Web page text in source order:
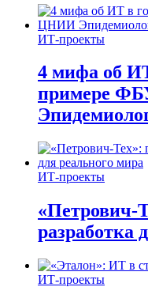
ИТ-проекты
4 мифа об
примере
ИТ-проекты
«Петрович-
разработка
ИТ-проекты